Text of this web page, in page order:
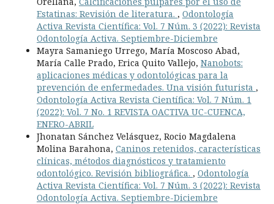
Estatinas: Revisión de literatura. , Odontología
Activa Revista Científica: Vol. 7 Núm. 3 (2022): Revista
Odontología Activa. Septiembre-Diciembre
Mayra Samaniego Urrego, María Moscoso Abad,
María Calle Prado, Erica Quito Vallejo, Nanobots:
aplicaciones médicas y odontológicas para la
prevención de enfermedades. Una visión futurista ,
Odontología Activa Revista Científica: Vol. 7 Núm. 1
(2022): Vol. 7 No. 1 REVISTA OACTIVA UC-CUENCA,
ENERO-ABRIL
Jhonatan Sánchez Velásquez, Rocio Magdalena
Molina Barahona, Caninos retenidos, características
clínicas, métodos diagnósticos y tratamiento
odontológico. Revisión bibliográfica. , Odontología
Activa Revista Científica: Vol. 7 Núm. 3 (2022): Revista
Odontología Activa. Septiembre-Diciembre